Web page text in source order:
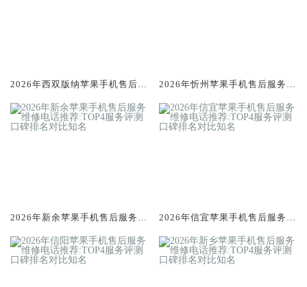
2026年西双版纳苹果手机售后服
口碑排名对比知名
2026年忻州苹果手机售后服务维
排名对比知名
2026年新余苹果手机售后服务维
排名对比知名
2026年信宜苹果手机售后服务维
排名对比知名